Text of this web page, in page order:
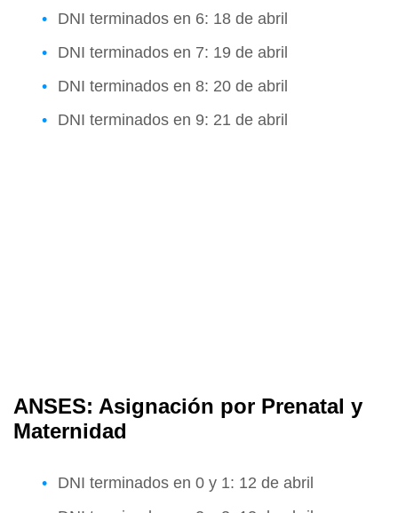
DNI terminados en 6: 18 de abril
DNI terminados en 7: 19 de abril
DNI terminados en 8: 20 de abril
DNI terminados en 9: 21 de abril
ANSES: Asignación por Prenatal y
Maternidad
DNI terminados en 0 y 1: 12 de abril